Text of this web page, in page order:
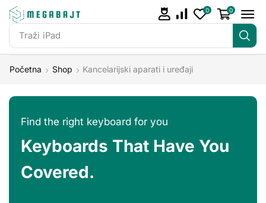
Traži iPad
0 0
Početna Shop Kancelarijski aparati i uređaji
Find the right keyboard for you
Keyboards That Have You
Covered.